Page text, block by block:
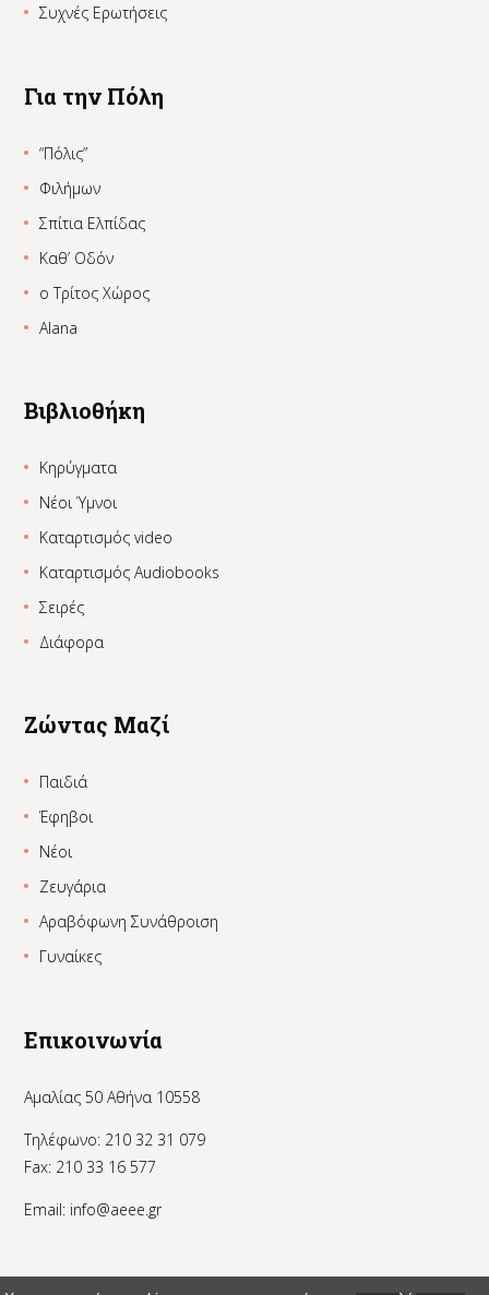
Συχνές Ερωτήσεις
Για την Πόλη
“Πόλις”
Φιλήμων
Σπίτια Ελπίδας
Καθ’ Οδόν
ο Τρίτος Χώρος
Alana
Βιβλιοθήκη
Κηρύγματα
Νέοι Ύμνοι
Καταρτισμός video
Καταρτισμός Audiobooks
Σειρές
Διάφορα
Ζώντας Μαζί
Παιδιά
Έφηβοι
Νέοι
Ζευγάρια
Αραβόφωνη Συνάθροιση
Γυναίκες
Επικοινωνία
Αμαλίας 50 Αθήνα 10558
Τηλέφωνο: 210 32 31 079
Fax: 210 33 16 577
Email: info@aeee.gr